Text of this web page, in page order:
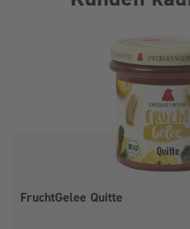
FruchtGelee Quitte